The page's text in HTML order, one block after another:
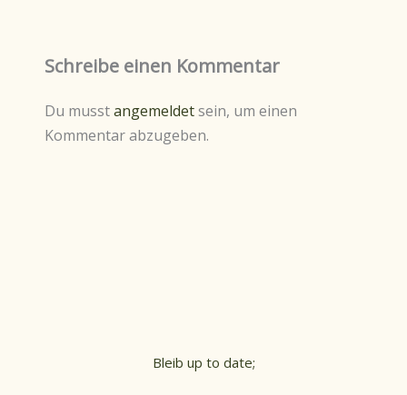
Schreibe einen Kommentar
Du musstangemeldetsein, um einen
Kommentar abzugeben.
Bleib up to date;